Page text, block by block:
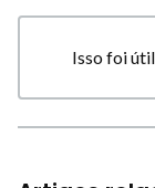
Isso foi